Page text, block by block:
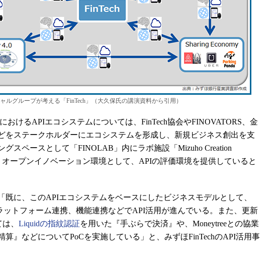
ルグループが考える「FinTech」（大久保氏の講演資料から引用）
おけるAPIエコシステムについては、FinTech協会やFINOVATORS、金
をステークホルダーにエコシステムを形成し、新規ビジネス創出を支
グスペースとして「FINOLAB」内にラボ施設「Mizuho Creation
オープンイノベーション環境として、APIの評価環境を提供していると
に、このAPIエコシステムをベースにしたビジネスモデルとして、
ットフォーム連携、機能連携などでAPI活用が進んでいる。また、更新
、 Liquidの指紋認証を用いた『手ぶらで決済』や、Moneytreeとの協業
算』などについてPoCを実施している」と、みずほFinTechのAPI活用事